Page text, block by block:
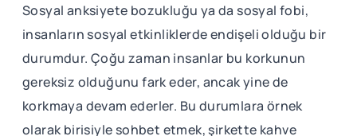
Sosyal anksiyete bozukluğu ya da sosyal fobi,
insanların sosyal etkinliklerde endişeli olduğu bir
durumdur. Çoğu zaman insanlar bu korkunun
gereksiz olduğunu fark eder, ancak yine de
korkmaya devam ederler. Bu durumlara örnek
olarak birisiyle sohbet etmek, şirkette kahve